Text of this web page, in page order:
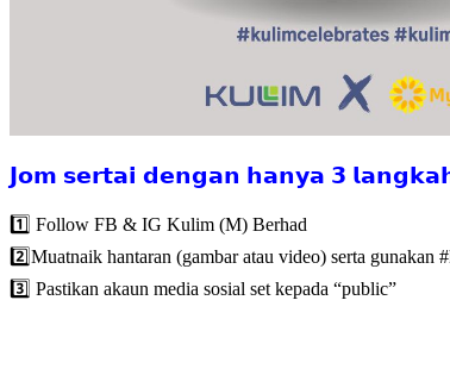
𝗝𝗼𝗺 𝘀𝗲𝗿𝘁𝗮𝗶 𝗱𝗲𝗻𝗴𝗮𝗻 𝗵𝗮𝗻𝘆𝗮 𝟯
1️⃣ Follow FB & IG Kulim (M) Berhad
2️⃣Muatnaik hantaran (gambar atau video) serta gunakan
3️⃣ Pastikan akaun media sosial set kepada “public”